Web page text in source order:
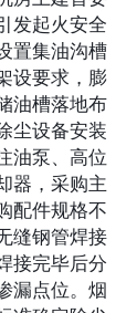
发起火安全
置集油沟槽
设要求，膨
油槽落地布
尘设备安装
油泵、高位
器，采购主
配件规格不
缝钢管焊接
接完毕后分
漏点位。烟